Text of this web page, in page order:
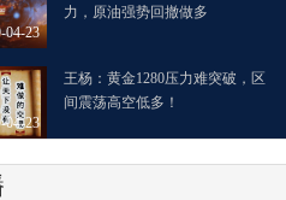
04-23
力，原油强势回撤做多
04-23
王杨：黄金1280压力难突破，区
间震荡高空低多！